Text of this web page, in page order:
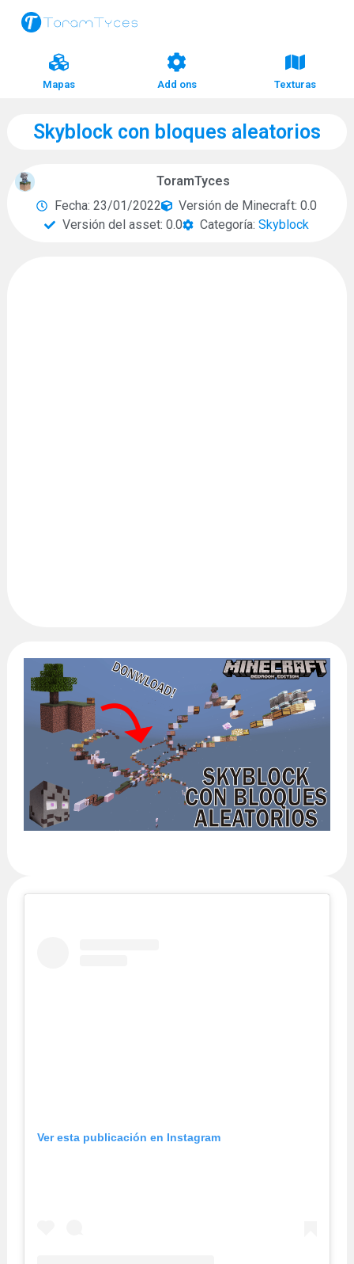
Mapas Add ons Texturas
Skyblock con bloques aleatorios
ToramTyces
Fecha: 23/01/2022
Versión de Minecraft: 0.0
Versión del asset: 0.0
Categoría:Skyblock
Ver esta publicación en Instagram